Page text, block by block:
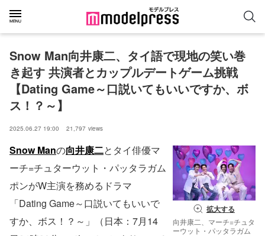
Snow Man向井康二、タイ語で現地の笑い巻
き起す 共演者とカップルデートゲーム挑戦
【Dating Game～口説いてもいいですか、ボ
ス！？～】
2025.06.27 19:00 21,797 views
拡大する
向井康二、マーチ=チュタ
ーウット・パッタラガム
Snow Manの向井康二とタイ俳優マ
ーチ=チュターウット・パッタラガム
ポンがW主演を務めるドラマ
「Dating Game～口説いてもいいで
すか、ボス！？～」（日本：7月14